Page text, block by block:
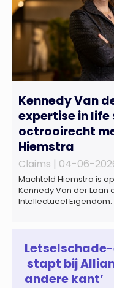
Kennedy Van
expertise in life
octrooirecht
Hiemstra
Claims | 04-06-
Machteld Hiemstra is
Kennedy Van der
Intellectueel
regelgeving relevant
stapt bij
andere kant’